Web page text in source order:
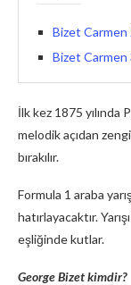
Bizet Carmen
Bizet Carmen
İlk kez 1875 yılında
melodik açıdan
bırakılır.
Formula 1 araba
hatırlayacaktır.
eşliğinde kutlar.
George Bizet kimdir?